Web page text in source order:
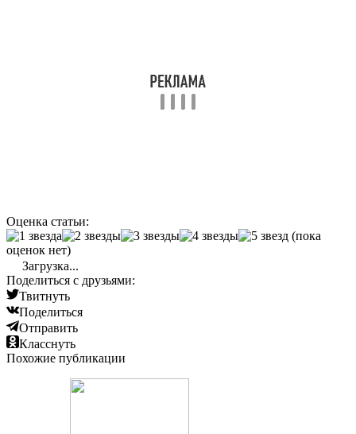
Оценка статьи:
(пока
оценок нет)
Загрузка...
Поделиться с друзьями:
Твитнуть
Поделиться
Отправить
Класснуть
Похожие публикации